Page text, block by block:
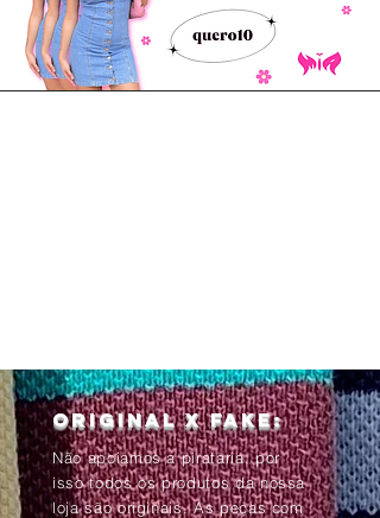
Original x Fake:
Não apoiamos a pirataria, por
isso todos os produtos da nossa
loja são originais. As peças com